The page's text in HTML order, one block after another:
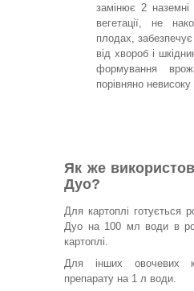
замінює 2
вегетації, не
плодах,
від хвороб і
формування
порівняно невисоку
Як же
Дуо?
Для картоплі готується
Дуо на 100 мл води в
картоплі.
Для інших
препарату на 1 л води.